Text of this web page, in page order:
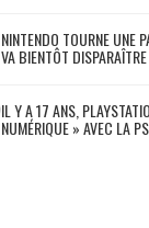
NINTENDO TOURNE UNE
VA BIENTÔT
IL Y A 17 ANS,
NUMÉRIQUE » AVEC LA